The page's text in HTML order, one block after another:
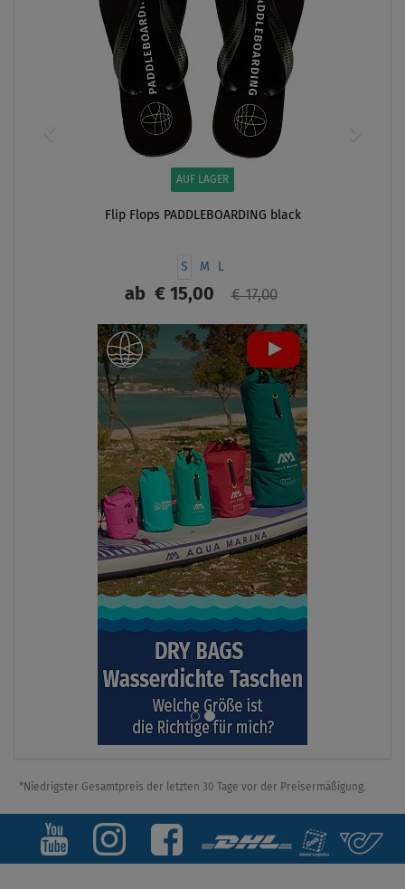
AUF LAGER
Flip Flops PADDLEBOARDING black
S M L
ab€ 15,00 € 17,00
ANZEIGEN
*Niedrigster Gesamtpreis der letzten 30 Tage vor der Preisermäßigung.